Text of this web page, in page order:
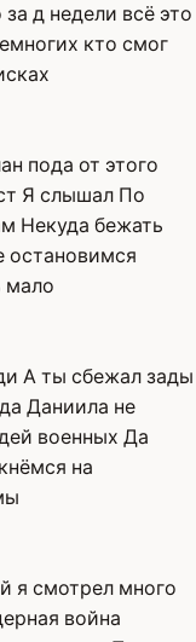
д недели всё это
кто смог
пода от этого
Я слышал По
Некуда бежать
остановимся
мало
А ты сбежал зады
Даниила не
военных Да
на
я смотрел много
война